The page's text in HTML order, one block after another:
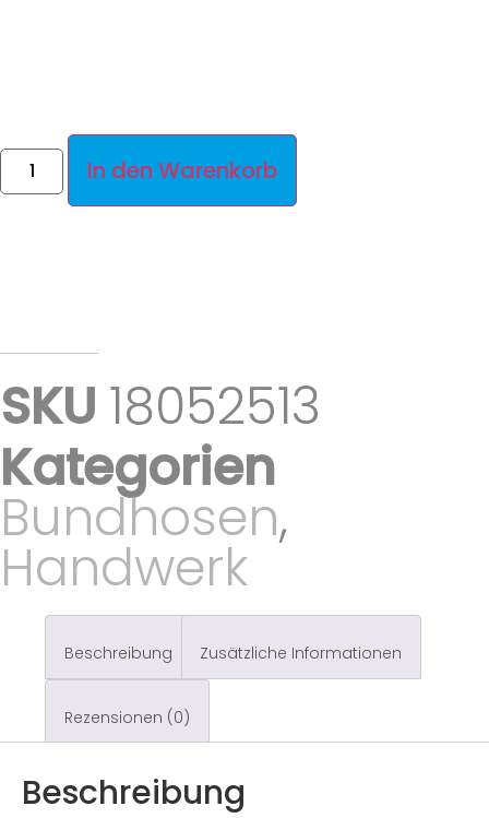
In den Warenkorb
SKU 18052513
Kategorien
Bundhosen,
Handwerk
Beschreibung Zusätzliche Informationen
Rezensionen (0)
Beschreibung